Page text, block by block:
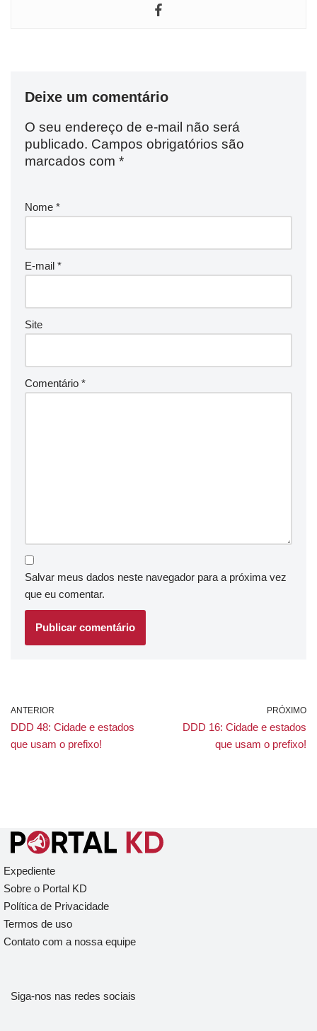
Deixe um comentário
O seu endereço de e-mail não será
publicado. Campos obrigatórios são
marcados com *
Nome *
E-mail *
Site
Comentário *
Salvar meus dados neste navegador para a próxima vez
que eu comentar.
ANTERIOR
DDD 48: Cidade e estados
que usam o prefixo!
PRÓXIMO
DDD 16: Cidade e estados
que usam o prefixo!
Expediente
Sobre o Portal KD
Política de Privacidade
Termos de uso
Contato com a nossa equipe
Siga-nos nas redes sociais